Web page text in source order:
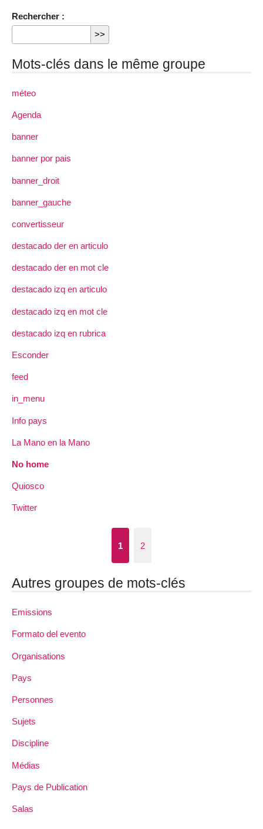
Rechercher :
Mots-clés dans le même groupe
méteo
Agenda
banner
banner por pais
banner_droit
banner_gauche
convertisseur
destacado der en articulo
destacado der en mot cle
destacado izq en articulo
destacado izq en mot cle
destacado izq en rubrica
Esconder
feed
in_menu
Info pays
La Mano en la Mano
No home
Quiosco
Twitter
1 2
Autres groupes de mots-clés
Emissions
Formato del evento
Organisations
Pays
Personnes
Sujets
Discipline
Médias
Pays de Publication
Salas